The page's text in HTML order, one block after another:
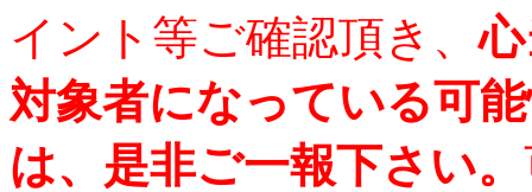
イント等ご確認頂き、
対象者になっている可
は、是非ご一報下さい。